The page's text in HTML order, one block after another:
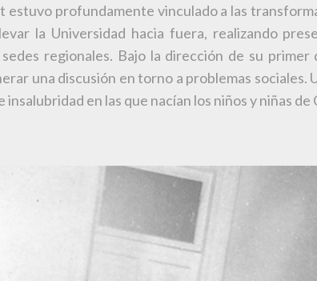
estuvo profundamente vinculado a las
la Universidad hacia fuera, realizando
regionales. Bajo la dirección de su
una discusión en torno a problemas
en las que nacían los niños y niñas